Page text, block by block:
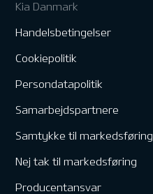
Kia Danmark
Handelsbetingelser
Cookiepolitik
Persondatapolitik
Samarbejdspartnere
Samtykke til markedsføring
Nej tak til markedsføring
Producentansvar